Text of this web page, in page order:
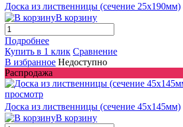
Доска из лиственницы (сечение 25x190мм)
В корзину
Подробнее
Купить в 1 клик Сравнение
В избранное Недоступно
Распродажа
просмотр
Доска из лиственницы (сечение 45x145мм)
В корзину